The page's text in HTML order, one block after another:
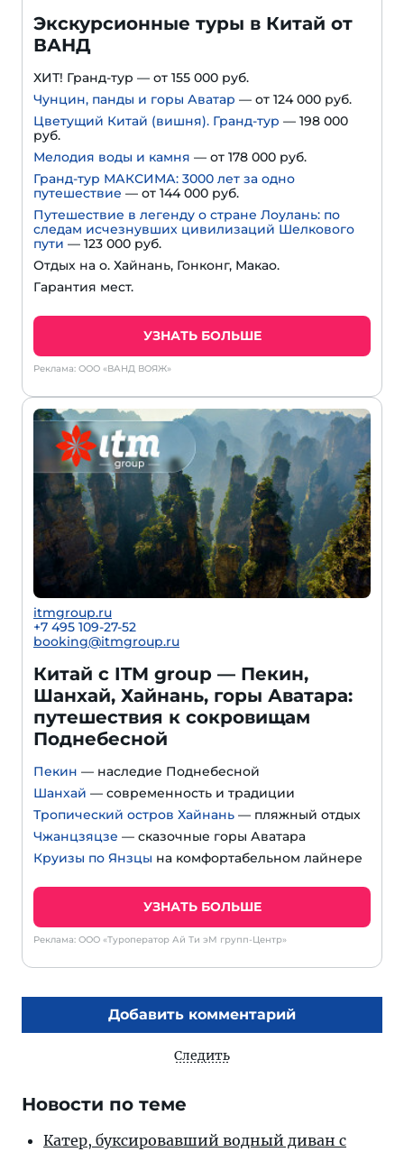
Экскурсионные туры в Китай от
ВАНД
ХИТ! Гранд-тур — от 155 000 руб.
Чунцин, панды и горы Аватар — от 124 000 руб.
Цветущий Китай (вишня). Гранд-тур — 198 000
руб.
Мелодия воды и камня — от 178 000 руб.
Гранд-тур МАКСИМА: 3000 лет за одно
путешествие — от 144 000 руб.
Путешествие в легенду о стране Лоулань: по
следам исчезнувших цивилизаций Шелкового
пути — 123 000 руб.
Отдых на о. Хайнань, Гонконг, Макао.
Гарантия мест.
УЗНАТЬ БОЛЬШЕ
Реклама: ООО «ВАНД ВОЯЖ»
itmgroup.ru
+7 495 109-27-52
booking@itmgroup.ru
Китай с ITM group — Пекин,
Шанхай, Хайнань, горы Аватара:
путешествия к сокровищам
Поднебесной
Пекин — наследие Поднебесной
Шанхай — современность и традиции
Тропический остров Хайнань — пляжный отдых
Чжанцзяцзе — сказочные горы Аватара
Круизы по Янзцы на комфортабельном лайнере
УЗНАТЬ БОЛЬШЕ
Реклама: ООО «Туроператор Ай Ти эМ групп-Центр»
Добавить комментарий
Следить
Новости по теме
Катер, буксировавший водный диван с